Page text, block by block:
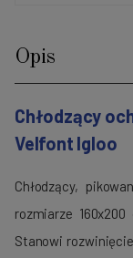
Opis
Chłodzący
Velfont Igloo
Chłodzący,
rozmiarze
Stanowi